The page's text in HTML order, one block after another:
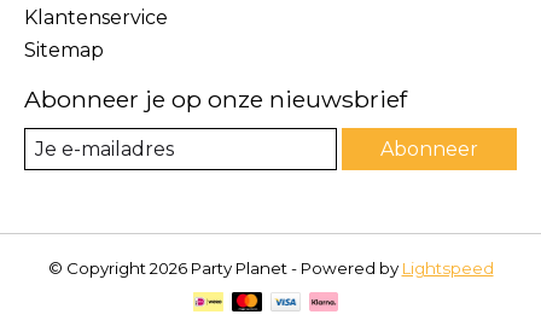
Klantenservice
Sitemap
Abonneer je op onze nieuwsbrief
Abonneer
© Copyright 2026 Party Planet - Powered by Lightspeed